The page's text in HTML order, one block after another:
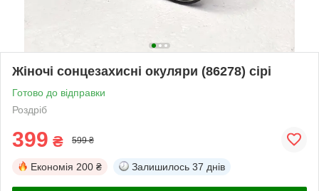
Жіночі сонцезахисні окуляри (86278) сірі
Готово до відправки
Роздріб
399 ₴ 599 ₴
Економія 200 ₴ Залишилось 37 днів